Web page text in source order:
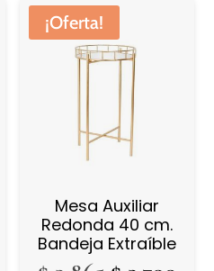
¡Oferta!
Mesa Auxiliar
Redonda 40 cm.
Bandeja Extraíble